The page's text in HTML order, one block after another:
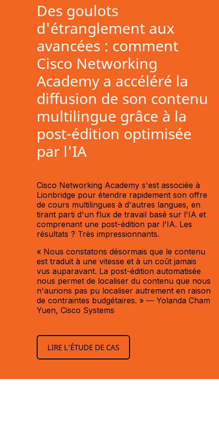
Des goulots
d'étranglement aux
avancées : comment
Cisco Networking
Academy a accéléré la
diffusion de son contenu
multilingue grâce à la
post-édition optimisée
par l'IA
Cisco Networking Academy s'est associée à
Lionbridge pour étendre rapidement son offre
de cours multilingues à d'autres langues, en
tirant parti d'un flux de travail basé sur l'IA et
comprenant une post-édition par l'IA. Les
résultats ? Très impressionnants.
« Nous constatons désormais que le contenu
est traduit à une vitesse et à un coût jamais
vus auparavant. La post-édition automatisée
nous permet de localiser du contenu que nous
n'aurions pas pu localiser autrement en raison
de contraintes budgétaires. » — Yolanda Cham
Yuen, Cisco Systems
LIRE L'ÉTUDE DE CAS